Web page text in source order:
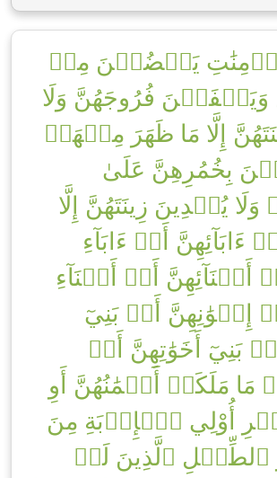
يَغۡضُضۡنَ مِنۡ
فُرُوجَهُنَّ وَلَا
إِلَّا مَا ظَهَرَ مِنۡهَاۖ
بِخُمُرِهِنَّ عَلَىٰ
يُبۡدِينَ زِينَتَهُنَّ إِلَّا
ءَابَآئِهِنَّ أَوۡ ءَابَآءِ
أَبۡنَآئِهِنَّ أَوۡ أَبۡنَآءِ
إِخۡوَٰنِهِنَّ أَوۡ بَنِيٓ
بَنِيٓ أَخَوَٰتِهِنَّ أَوۡ
مَا مَلَكَتۡ أَيۡمَٰنُهُنَّ أَوِ
أُوْلِي ٱلۡإِرۡبَةِ مِنَ
ٱلطِّفۡلِ ٱلَّذِينَ لَمۡ